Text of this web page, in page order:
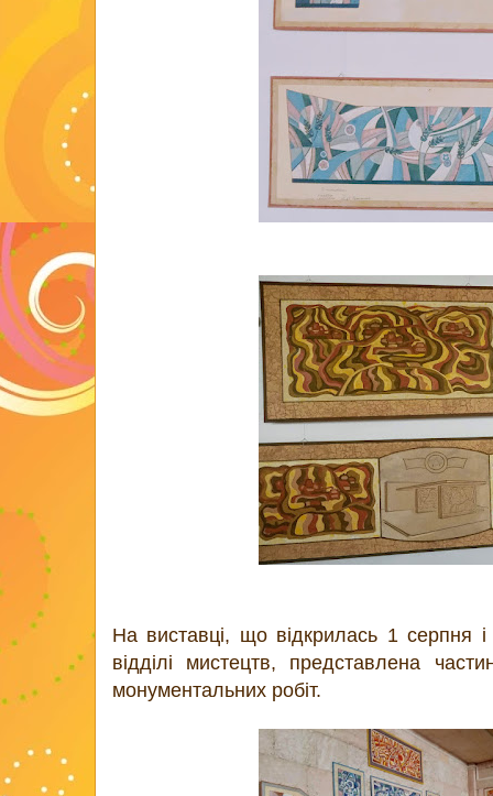
На виставці, що відкрилась 1 серпня
відділі мистецтв, представлена
монументальних робіт.